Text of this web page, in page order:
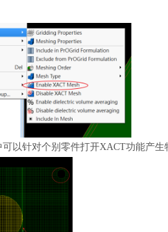
可以针对个别零件打开XACT功能产生